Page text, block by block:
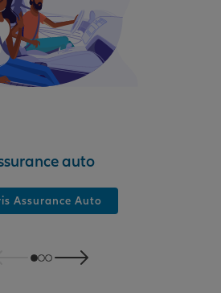
auto
Assurance Auto